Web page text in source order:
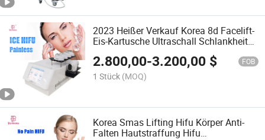
2023 Heißer Verkauf Korea 8d Facelift-
Eis-Kartusche Ultraschall Schlankheits
2.800,00-3.200,00 $ FOB
1 Stück (MOQ)
Korea Smas Lifting Hifu Körper Anti-
Falten Hautstraffung Hifu